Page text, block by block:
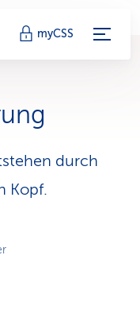
myCSS
durch
Kopf.